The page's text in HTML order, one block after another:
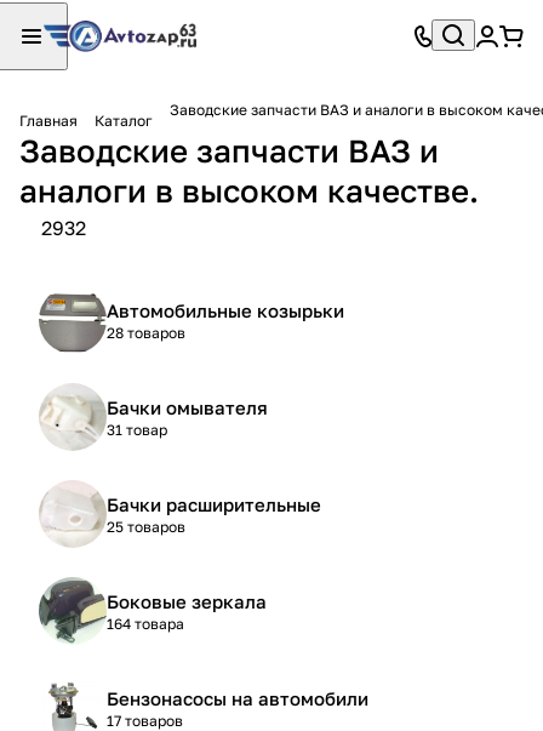
Главная Каталог
Заводские запчасти ВАЗ и аналоги в высоком
Заводские запчасти ВАЗ и
аналоги в высоком качестве.
2932
Автомобильные козырьки
28 товаров
Бачки омывателя
31 товар
Бачки расширительные
25 товаров
Боковые зеркала
164 товара
Бензонасосы на автомобили
17 товаров